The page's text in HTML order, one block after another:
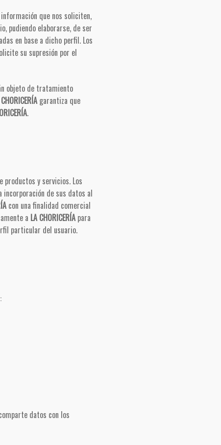
que nos soliciten,
pudiendo elaborarse, de ser
en base a dicho perfil. Los
su supresión por el
objeto de tratamiento
garantiza que
.
y servicios. Los
de sus datos al
con una finalidad comercial
a LA CHORICERÍApara
particular del usuario.
datos con los